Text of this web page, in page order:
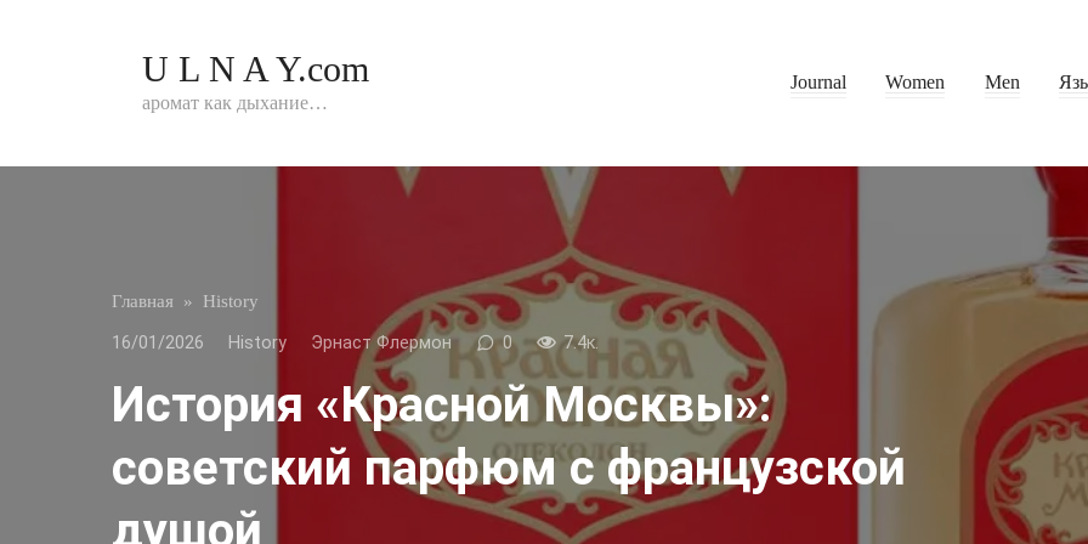
U L N A Y.com
аромат как дыхание…
Journal Women Men
Главная » History
16/01/2026 History Эрнаст Флермон 0 7.4к.
История «Красной Москвы»:
советский парфюм с французской
душой